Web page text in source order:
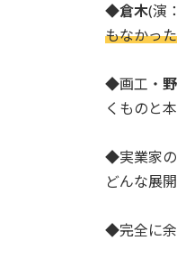
◆倉木(演：
もなかっ
◆画工・
くものと
◆実業家の
どんな展
◆完全に余